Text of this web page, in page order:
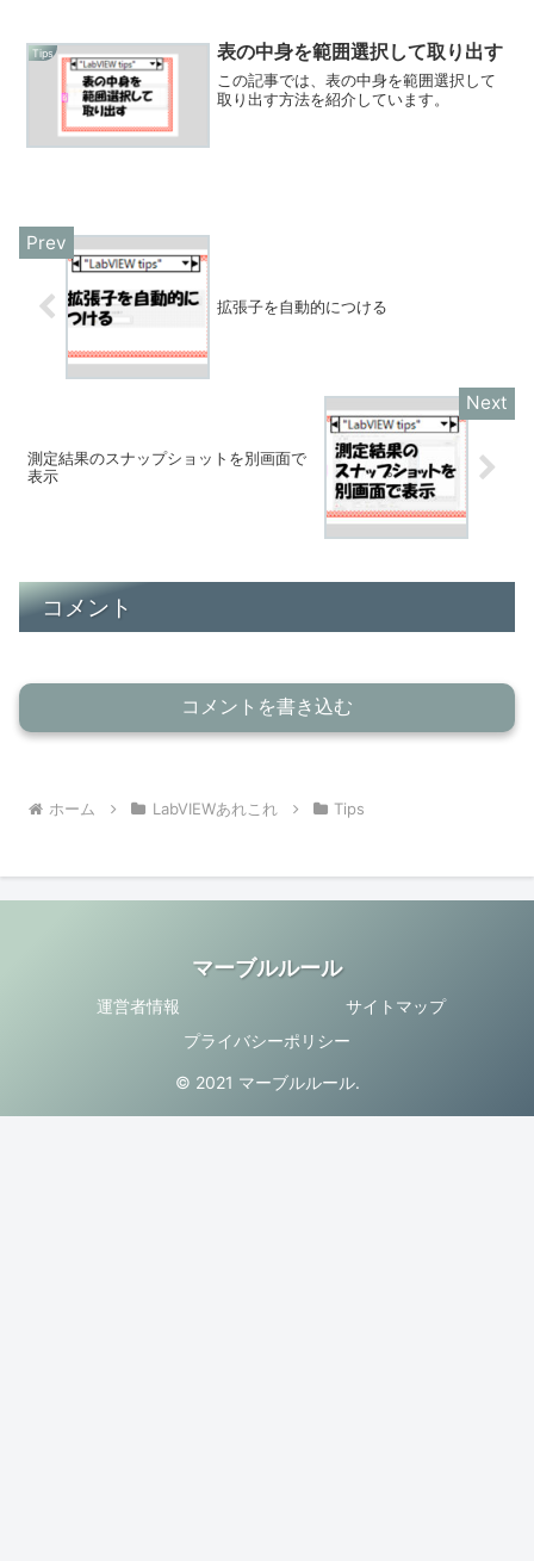
Tips 表の中身を範囲選択して取り出す
この記事では、表の中身を範囲選択して
取り出す方法を紹介しています。
拡張子を自動的につける
測定結果のスナップショットを別画面で
表示
コメント
コメントを書き込む
ホーム LabVIEWあれこれ Tips
マーブルルール
運営者情報
サイトマップ
プライバシーポリシー
© 2021 マーブルルール.